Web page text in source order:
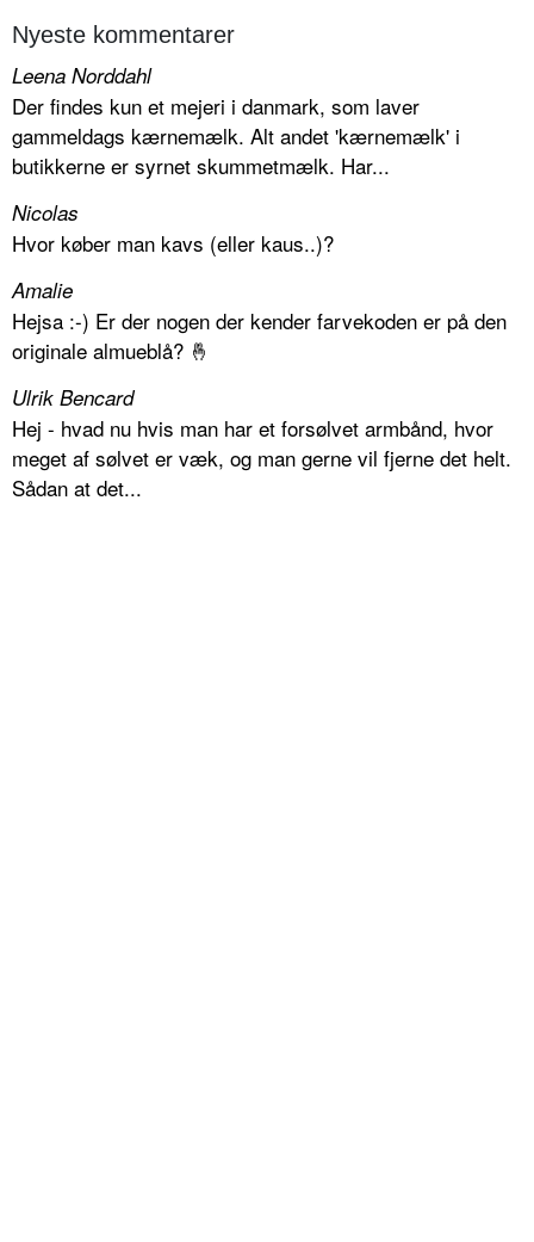
Nyeste kommentarer
Leena Norddahl
Der findes kun et mejeri i danmark, som laver
gammeldags kærnemælk. Alt andet 'kærnemælk' i
butikkerne er syrnet skummetmælk. Har...
Nicolas
Hvor køber man kavs (eller kaus..)?
Amalie
Hejsa :-) Er der nogen der kender farvekoden er på den
originale almueblå? 🤞
Ulrik Bencard
Hej - hvad nu hvis man har et forsølvet armbånd, hvor
meget af sølvet er væk, og man gerne vil fjerne det helt.
Sådan at det...